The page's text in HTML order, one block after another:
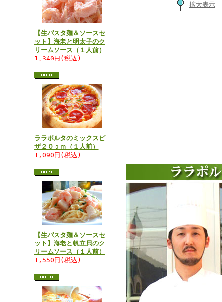
【生パスタ麺＆ソースセ
ット】海老と明太子のク
リームソース（１人前）
1,340円(税込)
ララポルタのミックスピ
ザ２０ｃｍ（１人前）
1,090円(税込)
【生パスタ麺＆ソースセ
ット】海老と帆立貝のク
リームソース（１人前）
1,550円(税込)
拡大表示